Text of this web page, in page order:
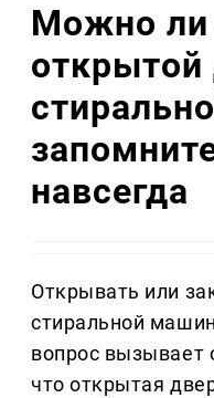
Можно ли
открытой
навсегда
Открывать или
стиральной
вопрос вызывает
что открытая